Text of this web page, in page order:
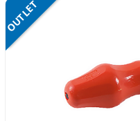
NETTO
OUTLET